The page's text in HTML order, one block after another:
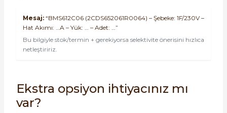
Mesaj:“BMS612C06 (2CDS652061R0064) – Şebeke: 1F/230V –
Hat Akımı: …A – Yük: … – Adet: …”
Bu bilgiyle stok/termin + gerekiyorsa selektivite önerisini hızlıca
netleştiririz.
Ekstra opsiyon ihtiyacınız mı
var?